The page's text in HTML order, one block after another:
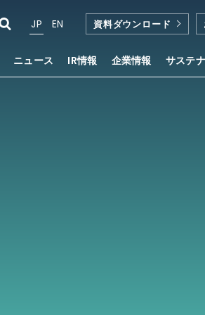
ニュース IR情報 企業情報 サステ
JP EN 資料ダウンロード